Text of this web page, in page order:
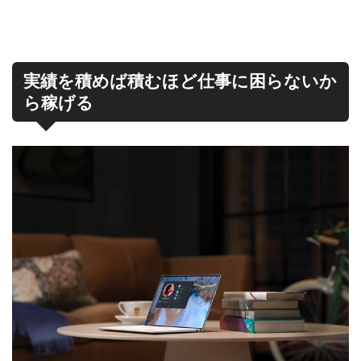
実績を積めば積むほど仕事に困らないか
ら稼げる